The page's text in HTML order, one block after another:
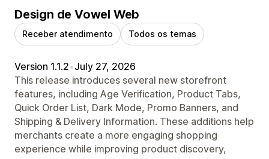
Design de Vowel Web
Receber atendimento Todos os temas
Version 1.1.2•July 27, 2026
This release introduces several new storefront
features, including Age Verification, Product Tabs,
Quick Order List, Dark Mode, Promo Banners, and
Shipping & Delivery Information. These additions help
merchants create a more engaging shopping
experience while improving product discovery,